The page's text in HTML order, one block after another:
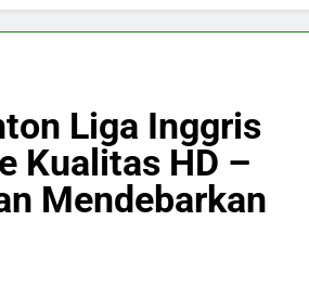
Liga Inggris
Kualitas HD –
Mendebarkan